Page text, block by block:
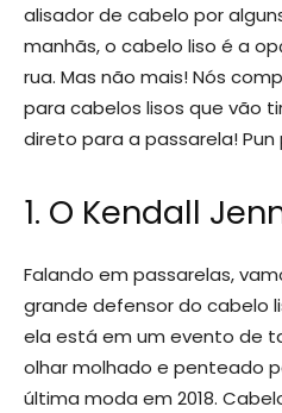
alisador de cabelo por
manhãs, o cabelo liso é a
rua. Mas não mais! Nós
para cabelos lisos que vão
direto para a passarela!
1. O Kendall
Falando em passarelas,
grande defensor do cabelo
ela está em um evento de
olhar molhado e penteado
última moda em 2018.